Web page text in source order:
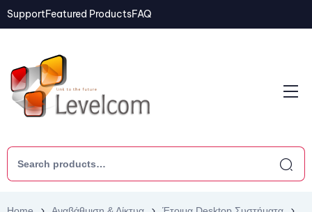
SupportFeatured ProductsFAQ